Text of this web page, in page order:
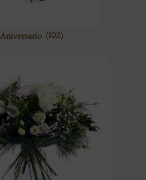
Aniversario (102)